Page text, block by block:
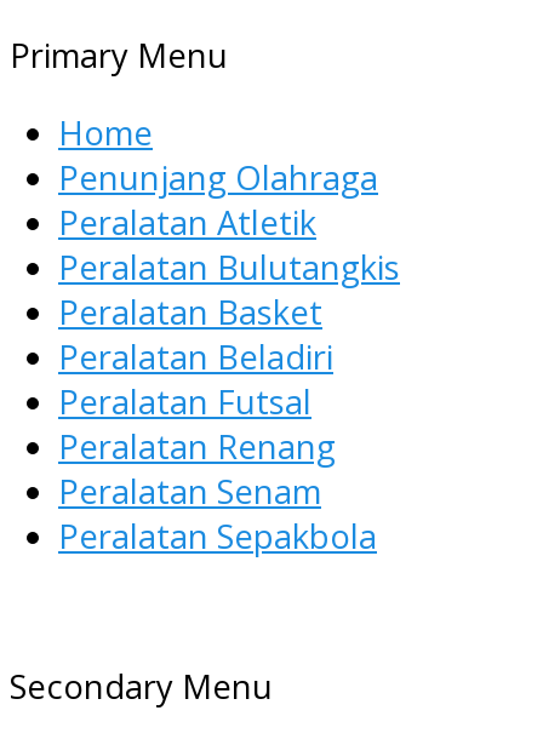
Primary Menu
Home
Penunjang Olahraga
Peralatan Atletik
Peralatan Bulutangkis
Peralatan Basket
Peralatan Beladiri
Peralatan Futsal
Peralatan Renang
Peralatan Senam
Peralatan Sepakbola
AGEN ALAT OLAHRAGA
Menyediakan Alat Olahraga
Secondary Menu